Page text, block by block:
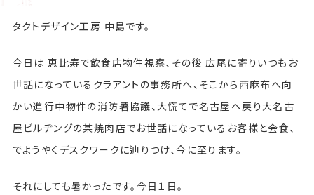
タクトデザイン工房 中島です。
今日は 恵比寿で飲食店物件視察、その後 広尾に寄りいつもお
世話になっているクラアントの事務所へ、そこから西麻布へ向
かい進行中物件の消防署協議、大慌てで名古屋へ戻り大名古
屋ビルヂングの某焼肉店でお世話になっているお客様と会食、
でようやくデスクワークに辿りつけ、今に至ります。
それにしても暑かったです。今日１日。